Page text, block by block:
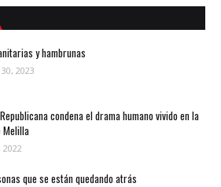
y hambrunas
2023
condena el drama humano vivido en la
2022
que se están quedando atrás